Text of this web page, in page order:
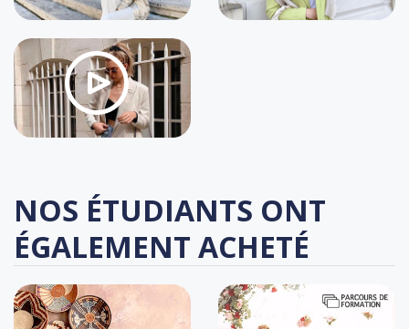
NOS ÉTUDIANTS ONT
ÉGALEMENT ACHETÉ